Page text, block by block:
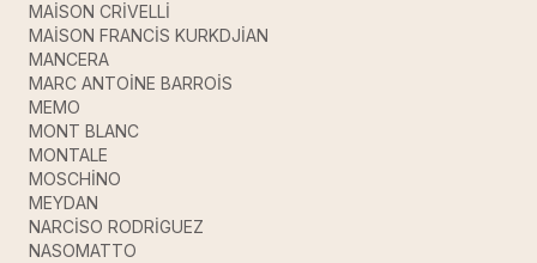
MAİSON CRİVELLİ
MAİSON FRANCİS KURKDJİAN
MANCERA
MARC ANTOİNE BARROİS
MEMO
MONT BLANC
MONTALE
MOSCHİNO
MEYDAN
NARCİSO RODRİGUEZ
NASOMATTO